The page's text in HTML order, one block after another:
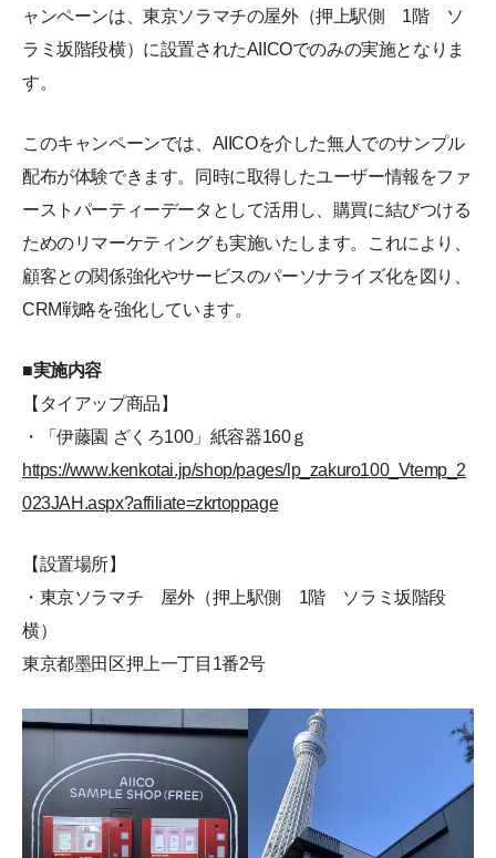
ャンペーンは、東京ソラマチの屋外（押上駅側 1階 ソ
ラミ坂階段横）に設置されたAIICOでのみの実施となりま
す。
このキャンペーンでは、AIICOを介した無人でのサンプル
配布が体験できます。同時に取得したユーザー情報をファ
ーストパーティーデータとして活用し、購買に結びつける
ためのリマーケティングも実施いたします。これにより、
顧客との関係強化やサービスのパーソナライズ化を図り、
CRM戦略を強化しています。
■実施内容
【タイアップ商品】
・「伊藤園 ざくろ100」紙容器160ｇ
https://www.kenkotai.jp/shop/pages/lp_zakuro100_Vtemp_2
023JAH.aspx?affiliate=zkrtoppage
【設置場所】
・東京ソラマチ 屋外（押上駅側 1階 ソラミ坂階段
横）
東京都墨田区押上一丁目1番2号